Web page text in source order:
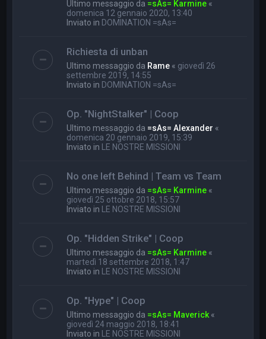
Ultimo messaggio da =sAs= Karmine «
domenica 12 gennaio 2020, 13:40
Inviato in DOMINATION =sAs=
Richiesta di unban
Ultimo messaggio da Rame « giovedì 26
settembre 2019, 14:55
Inviato in DOMINATION =sAs=
Op. "NightStalker" | Coop
Ultimo messaggio da =sAs= Alexander «
domenica 20 gennaio 2019, 15:39
Inviato in LE NOSTRE MISSIONI
No one left Behind | Team vs Team
Ultimo messaggio da =sAs= Karmine «
giovedì 25 ottobre 2018, 15:57
Inviato in LE NOSTRE MISSIONI
Op. "Hidden Strike" | Coop
Ultimo messaggio da =sAs= Karmine «
martedì 18 settembre 2018, 1:47
Inviato in LE NOSTRE MISSIONI
Op. "Hype" | Coop
Ultimo messaggio da =sAs= Maverick «
giovedì 24 maggio 2018, 18:41
Inviato in LE NOSTRE MISSIONI